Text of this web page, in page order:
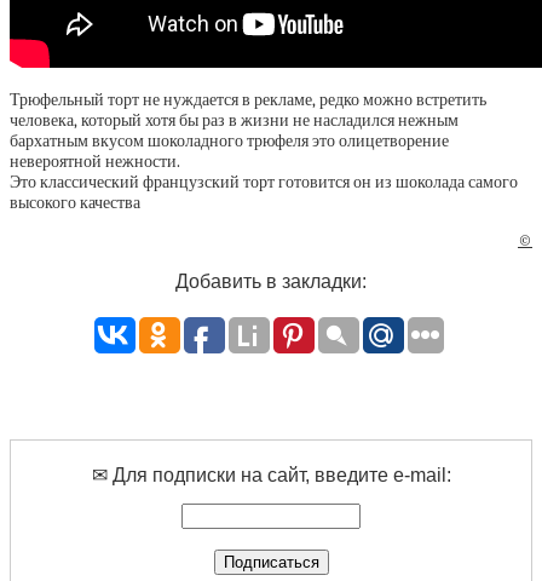
Трюфельный торт не нуждается в рекламе, редко можно встретить
человека, который хотя бы раз в жизни не насладился нежным
бархатным вкусом шоколадного трюфеля это олицетворение
невероятной нежности.
Это классический французский торт готовится он из шоколада самого
высокого качества
©
Добавить в закладки:
✉ Для подписки на сайт, введите e-mail: